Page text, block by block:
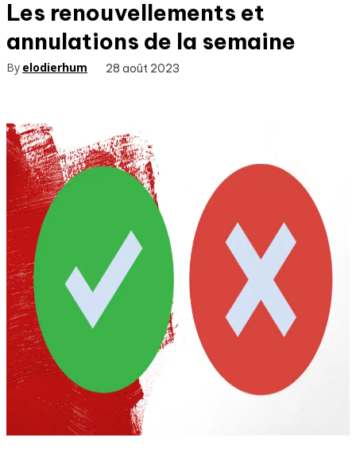
Les renouvellements et
annulations de la semaine
By elodierhum 28 août 2023